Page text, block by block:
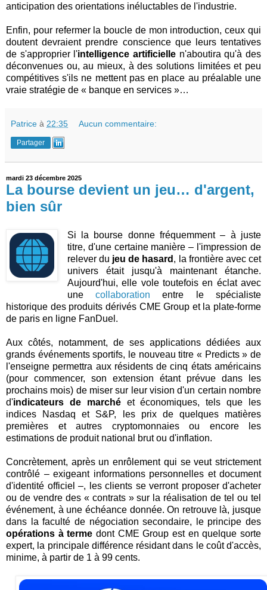
anticipation des orientations inéluctables de l'industrie.
Enfin, pour refermer la boucle de mon introduction, ceux qui
doutent devraient prendre conscience que leurs tentatives
de s'approprier l'intelligence artificielle n'aboutira qu'à des
déconvenues ou, au mieux, à des solutions limitées et peu
compétitives s'ils ne mettent pas en place au préalable une
vraie stratégie de « banque en services »…
Patrice à 22:35 Aucun commentaire:
Partager
mardi 23 décembre 2025
La bourse devient un jeu… d'argent,
bien sûr
Si la bourse donne fréquemment – à juste
titre, d'une certaine manière – l'impression de
relever du jeu de hasard , la frontière avec cet
univers était jusqu'à maintenant étanche.
Aujourd'hui, elle vole toutefois en éclat avec
unecollaboration entre le spécialiste
historique des produits dérivés CME Group et la plate-forme
de paris en ligne FanDuel.
Aux côtés, notamment, de ses applications dédiées aux
grands événements sportifs, le nouveau titre « Predicts » de
l'enseigne permettra aux résidents de cinq états américains
(pour commencer, son extension étant prévue dans les
prochains mois) de miser sur leur vision d'un certain nombre
d'indicateurs de marchéet économiques, tels que les
indices Nasdaq et S&P, les prix de quelques matières
premières et autres cryptomonnaies ou encore les
estimations de produit national brut ou d'inflation.
Concrètement, après un enrôlement qui se veut strictement
contrôlé – exigeant informations personnelles et document
d'identité officiel –, les clients se verront proposer d'acheter
ou de vendre des « contrats » sur la réalisation de tel ou tel
événement, à une échéance donnée. On retrouve là, jusque
dans la faculté de négociation secondaire, le principe des
opérations à terme dont CME Group est en quelque sorte
expert, la principale différence résidant dans le coût d'accès,
minime, à partir de 1 à 99 cents.